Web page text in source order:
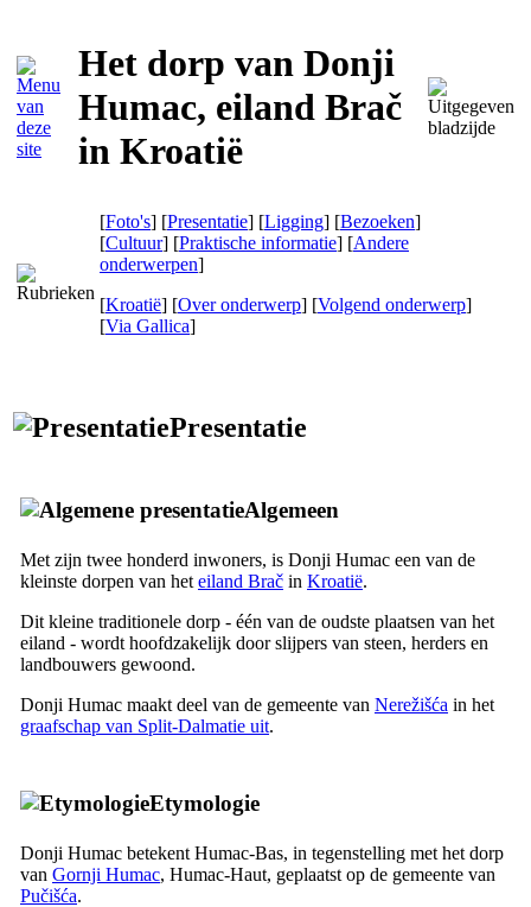
Het dorp van Donji
Humac, eiland Brač
in Kroatië
[Foto's] [Presentatie] [Ligging] [Bezoeken]
[Cultuur] [Praktische informatie] [Andere
onderwerpen]
[Kroatië] [Over onderwerp] [Volgend onderwerp]
[Via Gallica]
Presentatie
Algemeen
Met zijn twee honderd inwoners, is Donji Humac een van de
kleinste dorpen van het eiland Brač in Kroatië.
Dit kleine traditionele dorp - één van de oudste plaatsen van het
eiland - wordt hoofdzakelijk door slijpers van steen, herders en
landbouwers gewoond.
Donji Humac maakt deel van de gemeente van Nerežišća in het
graafschap van Split-Dalmatie uit.
Etymologie
Donji Humac betekent Humac-Bas, in tegenstelling met het dorp
van Gornji Humac, Humac-Haut, geplaatst op de gemeente van
Pučišća.